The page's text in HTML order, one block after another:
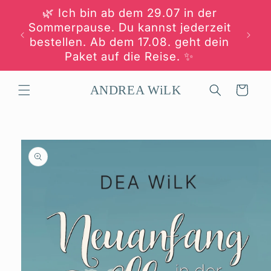
Inhalt
🌿 Ich bin ab dem 29.07 in der
Sommerpause. Du kannst jederzeit
bestellen. Ab dem 17.08. geht dein
Paket auf die Reise. ✨
ANDREA WiLK Warenkorb